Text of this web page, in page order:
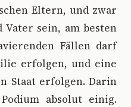
Eltern, und zwar
sein, am besten
Fällen darf
erfolgen, und eine
Staat erfolgen. Darin
absolut einig.